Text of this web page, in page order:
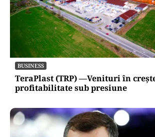
BUSINESS
TeraPlast (TRP) —Venituri în
profitabilitate sub presiune